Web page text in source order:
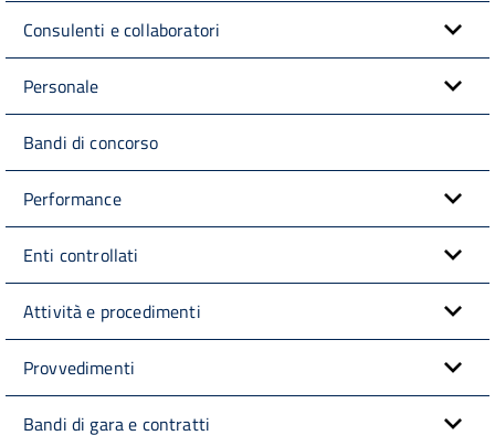
Consulenti e collaboratori
Personale
Bandi di concorso
Performance
Enti controllati
Attività e procedimenti
Provvedimenti
Bandi di gara e contratti